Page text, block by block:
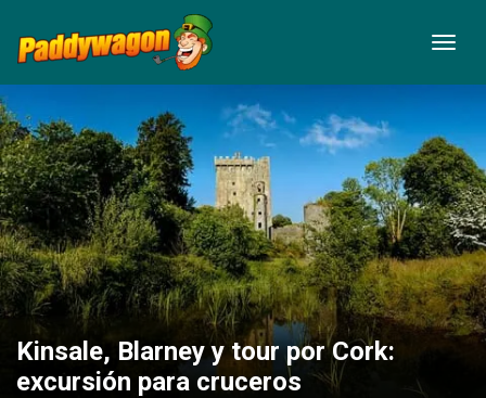
Kinsale, Blarney y tour por Cork:
excursión para cruceros